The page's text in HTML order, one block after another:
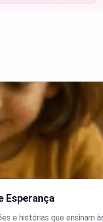
Esperança
e histórias que ensinam